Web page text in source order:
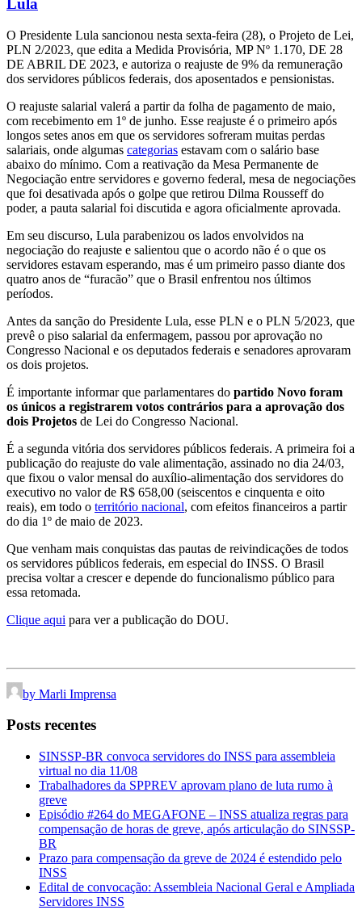
Lula
O Presidente Lula sancionou nesta sexta-feira (28), o Projeto de Lei,
PLN 2/2023, que edita a Medida Provisória, MP Nº 1.170, DE 28
DE ABRIL DE 2023, e autoriza o reajuste de 9% da remuneração
dos servidores públicos federais, dos aposentados e pensionistas.
O reajuste salarial valerá a partir da folha de pagamento de maio,
com recebimento em 1º de junho. Esse reajuste é o primeiro após
longos setes anos em que os servidores sofreram muitas perdas
salariais, onde algumas categorias estavam com o salário base
abaixo do mínimo. Com a reativação da Mesa Permanente de
Negociação entre servidores e governo federal, mesa de negociações
que foi desativada após o golpe que retirou Dilma Rousseff do
poder, a pauta salarial foi discutida e agora oficialmente aprovada.
Em seu discurso, Lula parabenizou os lados envolvidos na
negociação do reajuste e salientou que o acordo não é o que os
servidores estavam esperando, mas é um primeiro passo diante dos
quatro anos de “furacão” que o Brasil enfrentou nos últimos
períodos.
Antes da sanção do Presidente Lula, esse PLN e o PLN 5/2023, que
prevê o piso salarial da enfermagem, passou por aprovação no
Congresso Nacional e os deputados federais e senadores aprovaram
os dois projetos.
É importante informar que parlamentares do partido Novo foram
os únicos a registrarem votos contrários para a aprovação dos
dois Projetos de Lei do Congresso Nacional.
É a segunda vitória dos servidores públicos federais. A primeira foi a
publicação do reajuste do vale alimentação, assinado no dia 24/03,
que fixou o valor mensal do auxílio-alimentação dos servidores do
executivo no valor de R$ 658,00 (seiscentos e cinquenta e oito
reais), em todo o território nacional, com efeitos financeiros a partir
do dia 1º de maio de 2023.
Que venham mais conquistas das pautas de reivindicações de todos
os servidores públicos federais, em especial do INSS. O Brasil
precisa voltar a crescer e depende do funcionalismo público para
essa retomada.
Clique aqui para ver a publicação do DOU.
by Marli Imprensa
Posts recentes
SINSSP-BR convoca servidores do INSS para assembleia
virtual no dia 11/08
Trabalhadores da SPPREV aprovam plano de luta rumo à
greve
Episódio #264 do MEGAFONE – INSS atualiza regras para
compensação de horas de greve, após articulação do SINSSP-
BR
Prazo para compensação da greve de 2024 é estendido pelo
INSS
Edital de convocação: Assembleia Nacional Geral e Ampliada
Servidores INSS